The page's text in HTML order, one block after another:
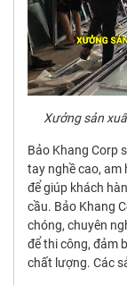
Xưởng sản
Bảo Khang Corp
tay nghề cao, am
để giúp khách
cầu. Bảo Khang
chóng, chuyên
để thi công, đảm
chất lượng. Các